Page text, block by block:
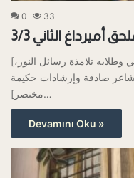
0 33
أميرداغ الثاني 3/3
[المَلاحق: رسائل متبادلة بين الأستاذ النورسي وطلابه تلامذة رسائل النور،
صادقة وإرشادات حكيمة]
[مختصر…
Devamını Oku »